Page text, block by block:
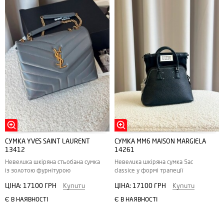
СУМКА YVES SAINT LAURENT
13412
Невелика шкіряна стьобана сумка
із золотою фурнітурою
ЦІНА: 17100 ГРН Купити
Є В НАЯВНОСТІ
СУМКА MM6 MAISON MARGIELA
14261
Невелика шкіряна сумка 5ac
classice у формі трапеції
ЦІНА: 17100 ГРН Купити
Є В НАЯВНОСТІ